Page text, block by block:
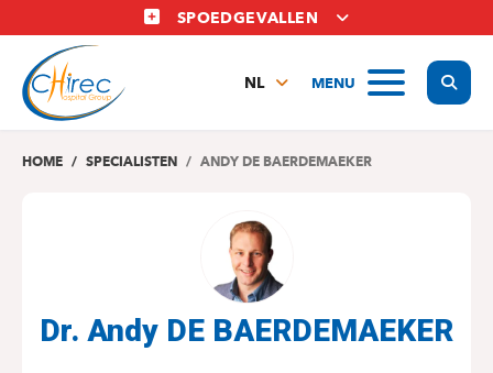
en
naar
inhoud
SPOEDGEVALLEN
MENU
NL
EN
HOME SPECIALISTEN ANDY DE BAERDEMAEKER
Dr. Andy DE BAERDEMAEKER